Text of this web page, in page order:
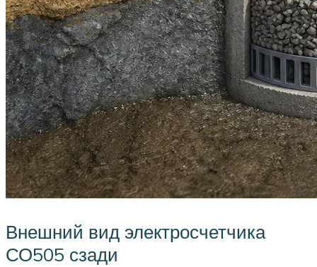
Внешний вид электросчетчика
СО505 сзади